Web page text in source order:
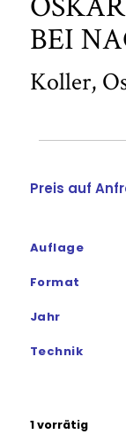
BEI
Koller,
Preis auf
Auflage
Format
Jahr
Technik
1 vorrätig